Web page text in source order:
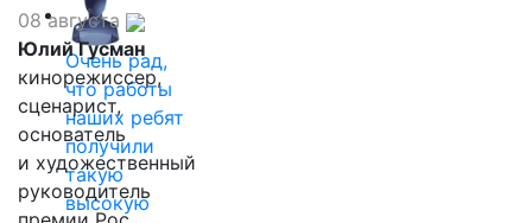
Очень рад,
что работы
наших ребят
получили
такую
высокую
08 августа
Юлий Гусман
кинорежиссер,
сценарист,
основатель
и художественный
руководитель